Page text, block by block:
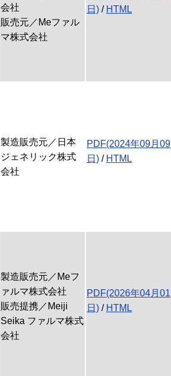
会社
販売元／Meファル
マ株式会社
日) / HTML
製造販売元／日本
ジェネリック株式
会社
PDF(2024年09月09
日) / HTML
製造販売元／Meフ
ァルマ株式会社
販売提携／Meiji
Seika ファルマ株式
会社
PDF(2026年04月01
日) / HTML